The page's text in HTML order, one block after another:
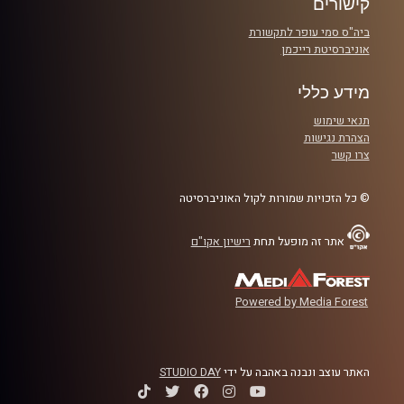
קישורים
ביה"ס סמי עופר לתקשורת
אוניברסיטת רייכמן
מידע כללי
תנאי שימוש
הצהרת נגישות
צרו קשר
© כל הזכויות שמורות לקול האוניברסיטה
אתר זה מופעל תחת רישיון אקו"ם
Powered by Media Forest
האתר עוצב ונבנה באהבה על ידיSTUDIO DAY